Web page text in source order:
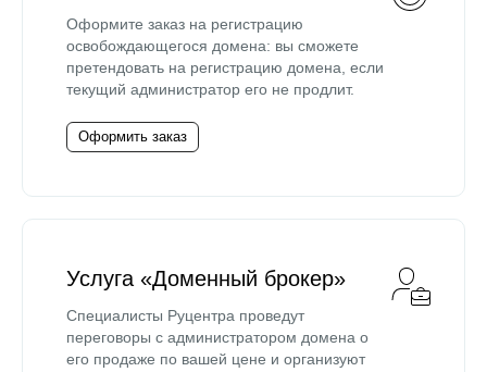
Оформите заказ на регистрацию
освобождающегося домена: вы сможете
претендовать на регистрацию домена, если
текущий администратор его не продлит.
Оформить заказ
Услуга «Доменный брокер»
Специалисты Руцентра проведут
переговоры с администратором домена о
его продаже по вашей цене и организуют